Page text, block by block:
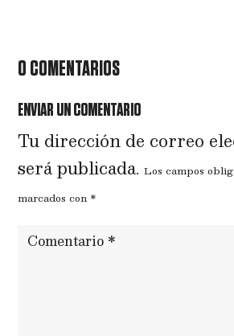
0 COMENTARIOS
ENVIAR UN COMENTARIO
Tu dirección de correo
será publicada. Los campos
marcados con *